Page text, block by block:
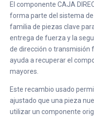
El componente CAJA
forma parte del sistema de
familia de piezas clave
entrega de fuerza y la
de dirección o transmisión
ayuda a recuperar el
mayores.
Este recambio usado
ajustado que una pieza
utilizar un componente